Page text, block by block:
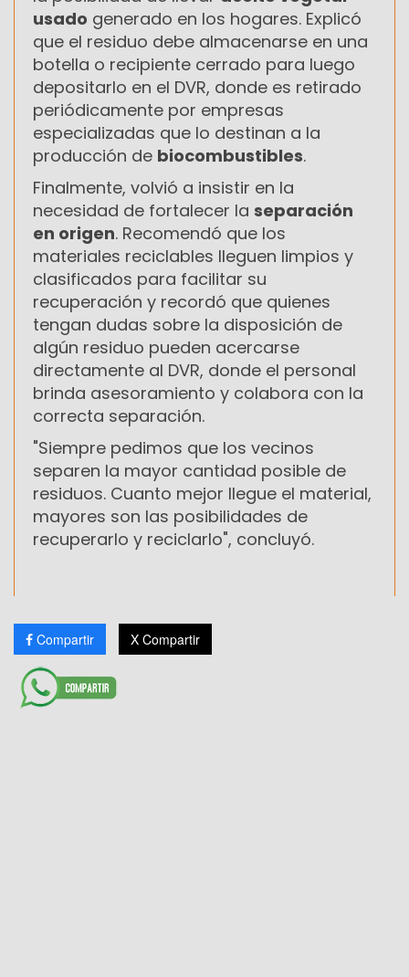
usado generado en los hogares. Explicó
que el residuo debe almacenarse en una
botella o recipiente cerrado para luego
depositarlo en el DVR, donde es retirado
periódicamente por empresas
especializadas que lo destinan a la
producción de biocombustibles.
Finalmente, volvió a insistir en la
necesidad de fortalecer la separación
en origen. Recomendó que los
materiales reciclables lleguen limpios y
clasificados para facilitar su
recuperación y recordó que quienes
tengan dudas sobre la disposición de
algún residuo pueden acercarse
directamente al DVR, donde el personal
brinda asesoramiento y colabora con la
correcta separación.
"Siempre pedimos que los vecinos
separen la mayor cantidad posible de
residuos. Cuanto mejor llegue el material,
mayores son las posibilidades de
recuperarlo y reciclarlo", concluyó.
Compartir X Compartir